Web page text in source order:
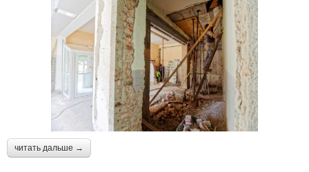
читать дальше →